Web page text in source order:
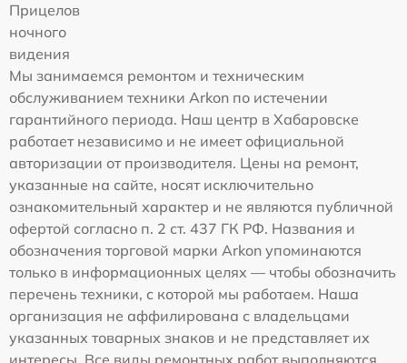
Прицелов
ночного
видения
Мы занимаемся ремонтом и техническим
обслуживанием техники Arkon по истечении
гарантийного периода. Наш центр в Хабаровске
работает независимо и не имеет официальной
авторизации от производителя. Цены на ремонт,
указанные на сайте, носят исключительно
ознакомительный характер и не являются публичной
офертой согласно п. 2 ст. 437 ГК РФ. Названия и
обозначения торговой марки Arkon упоминаются
только в информационных целях — чтобы обозначить
перечень техники, с которой мы работаем. Наша
организация не аффилирована с владельцами
указанных товарных знаков и не представляет их